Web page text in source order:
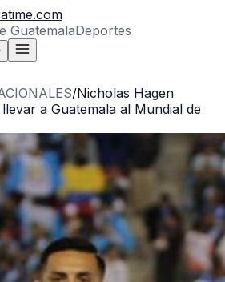
GuatemalaDeportes
/Nicholas Hagen
a Guatemala al Mundial de